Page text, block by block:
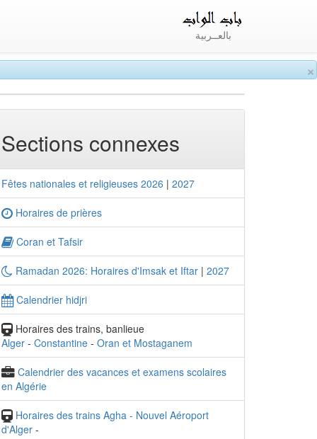
×
بالعــربية
Sections connexes
Fêtes nationales et religieuses 2026 | 2027
Horaires de prières
Coran et Tafsir
Ramadan 2026: Horaires d'Imsak et Iftar | 2027
Calendrier hidjri
Horaires des trains, banlieue
Alger - Constantine - Oran et Mostaganem
Calendrier des vacances et examens scolaires
en Algérie
Horaires des trains Agha - Nouvel Aéroport
d'Alger -